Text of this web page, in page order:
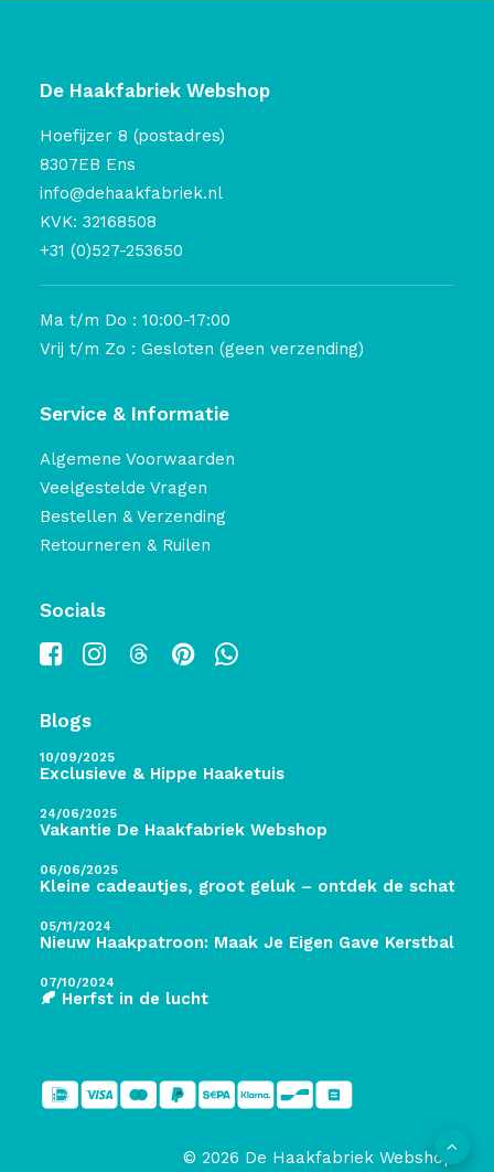
De Haakfabriek Webshop
Hoefijzer 8 (postadres)
8307EB Ens
info@dehaakfabriek.nl
KVK: 32168508
+31 (0)527-253650
Ma t/m Do : 10:00-17:00
Vrij t/m Zo : Gesloten (geen verzending)
Service & Informatie
Algemene Voorwaarden
Veelgestelde Vragen
Bestellen & Verzending
Retourneren & Ruilen
Socials
Blogs
10/09/2025
Exclusieve & Hippe Haaketuis
24/06/2025
Vakantie De Haakfabriek Webshop
06/06/2025
Kleine cadeautjes, groot geluk – ontdek de schatten
05/11/2024
Nieuw Haakpatroon: Maak Je Eigen Gave Kerstballen!
07/10/2024
🍂 Herfst in de lucht
© 2026 De Haakfabriek Webshop